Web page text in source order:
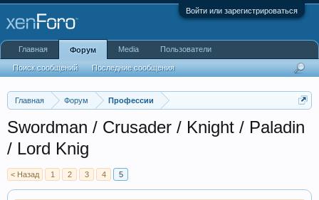
Войти или зарегистрироваться
Главная Форум Профессии
Swordman / Crusader / Knight / Paladin
/ Lord Knig
< Назад 1 2 3 4 5
Главная Форум
Поиск сообщений Последние сообщения
Media Пользователи